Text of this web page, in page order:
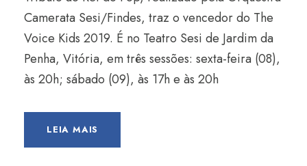
Camerata Sesi/Findes, traz o vencedor do The
Voice Kids 2019. É no Teatro Sesi de Jardim da
Penha, Vitória, em três sessões: sexta-feira (08),
às 20h; sábado (09), às 17h e às 20h
LEIA MAIS